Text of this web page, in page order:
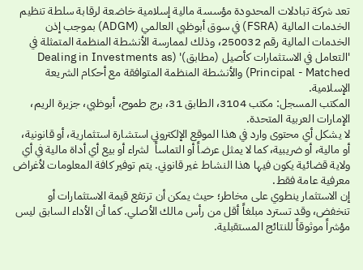
تعد شركة تبادلات المحدودة مؤسسة مالية إسلامية خاضعة لرقابة سلطة تنظيم
الخدمات المالية (FSRA) في سوق أبوظبي العالمي (ADGM) بموجب إذن
الخدمات المالية رقم 250032، وذلك لممارسة الأنشطة المنظمة المتمثلة في
'التعامل في الاستثمارات كأصيل (مطابق)' (Dealing in Investments as
Principal - Matched) والأنشطة المنظمة المتوافقة مع أحكام الشريعة
الإسلامية.
المكتب المسجل: مكتب 3104، الطابق 31، برج طموح، أبوظبي، جزيرة الريم،
الإمارات العربية المتحدة.
لا يشكل أي محتوى وارد في هذا الموقع الإلكتروني استشارة استثمارية، أو قانونية،
أو مالية، أو ضريبية، كما لا يمثل عرضاً أو التماساً لشراء أو بيع أي أداة مالية في أي
ولاية قضائية يكون فيها هذا النشاط غير قانوني. يتم توفير كافة المعلومات لأغراض
معرفية عامة فقط.
إن الاستثمار ينطوي على مخاطر؛ حيث يمكن أن ترتفع قيمة الاستثمارات أو
تنخفض، وقد تسترد مبلغاً أقل من رأس مالك الأصلي. كما أن الأداء السابق ليس
مؤشراً موثوقاً للنتائج المستقبلية.